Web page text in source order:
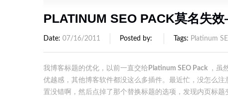
PLATINUM SEO PACK莫名失
Date 07/16/2011 Posted by Tags Platinum
我博客标题的优化，以前一直交给 Platinum SEO Pack
，虽
优越感，其他博客软件都没这么多插件。最近忙，没怎么
置没错啊，然后点掉了那个替换标题的选项，发现内页标